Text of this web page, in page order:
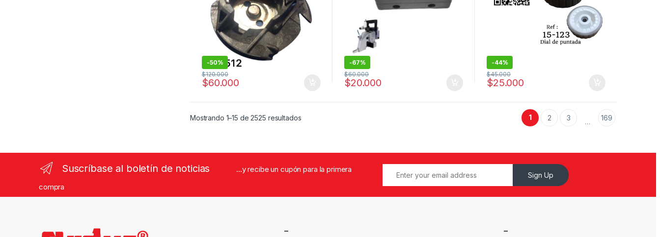
-50%
$60.000
$120.000
-67%
$20.000
$60.000
-44%
$25.000
$45.000
Mostrando 1–15 de 2525 resultadosOrdenado por popularidad 1 2 3 … 169
Suscríbase al boletín de noticias
...y recibe un cupón para la primera
compra
Sign Up
– –